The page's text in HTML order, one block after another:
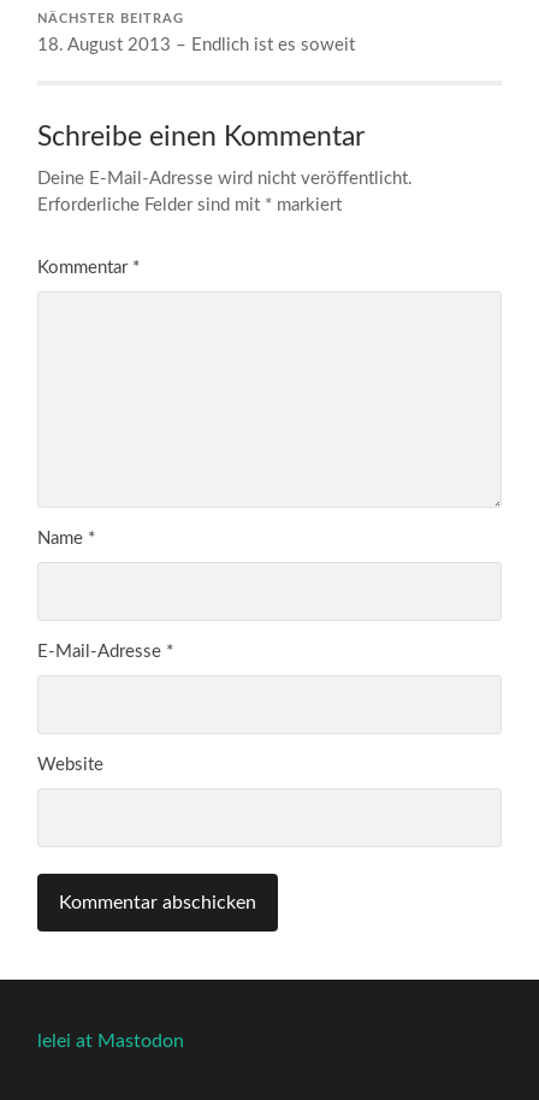
NÄCHSTER BEITRAG
18. August 2013 – Endlich ist es soweit
Schreibe einen Kommentar
Deine E-Mail-Adresse wird nicht veröffentlicht.
Erforderliche Felder sind mit * markiert
Kommentar *
Name *
E-Mail-Adresse *
Website
lelei at Mastodon